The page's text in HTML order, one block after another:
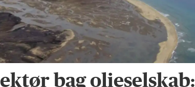
bag olieselskab: